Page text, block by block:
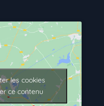
les cookies
ce contenu